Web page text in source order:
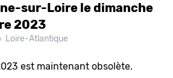
sur-Loire le dimanche
2023
Loire-Atlantique
est maintenant obsolète.